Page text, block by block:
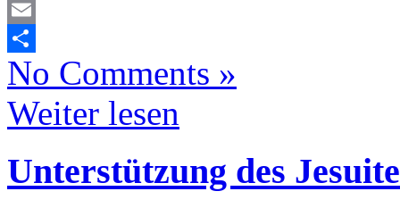
Mastodon
Email
Teilen
No Comments »
Weiter lesen
Unterstützung des